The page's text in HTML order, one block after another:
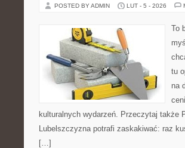
POSTED BY ADMIN LUT - 5 - 2026
To
tu
na
kulturalnych wydarzeń. Przeczytaj także
Lubelszczyzna potrafi zaskakiwać: raz
[…]